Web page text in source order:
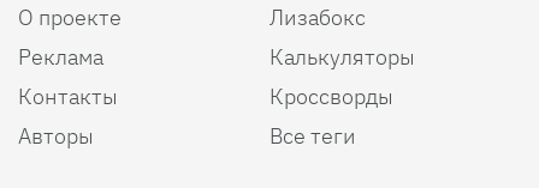
О проекте
Реклама
Контакты
Авторы
Лизабокс
Калькуляторы
Кроссворды
Все теги